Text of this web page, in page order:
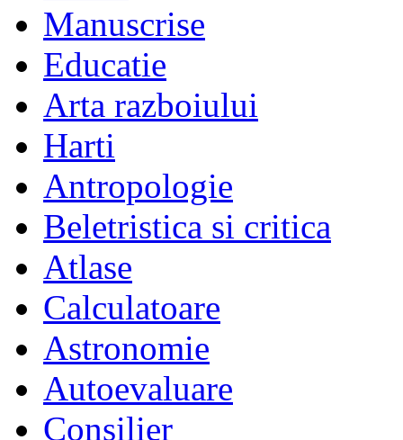
Manuscrise
Educatie
Arta razboiului
Harti
Antropologie
Beletristica si critica
Atlase
Calculatoare
Astronomie
Autoevaluare
Consilier